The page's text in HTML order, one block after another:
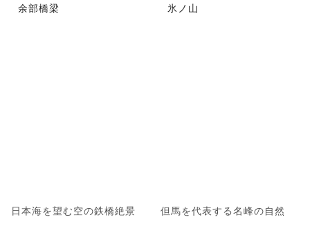
余部橋梁
日本海を望む空の鉄橋絶景
氷ノ山
但馬を代表する名峰の自然